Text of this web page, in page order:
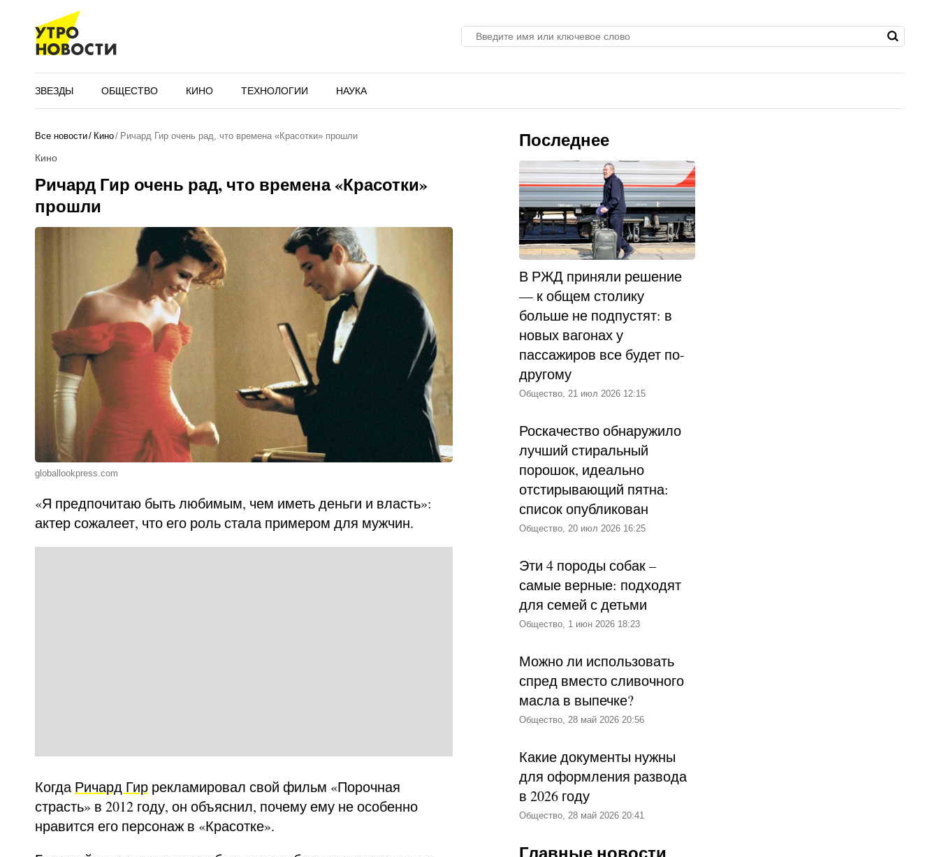
ЗВЕЗДЫ ОБЩЕСТВО КИНО ТЕХНОЛОГИИ НАУКА
Все новости Кино Ричард Гир очень рад, что времена «Красотки» прошли
Кино
Ричард Гир очень рад, что времена «Красотки»
прошли
globallookpress.com
«Я предпочитаю быть любимым, чем иметь деньги и власть»:
актер сожалеет, что его роль стала примером для мужчин.
КогдаРичард Гиррекламировал свой фильм «Порочная
страсть» в 2012 году, он объяснил, почему ему не особенно
нравится его персонаж в «Красотке».
Последнее
В РЖД приняли решение
— к общем столику
больше не подпустят: в
новых вагонах у
пассажиров все будет по-
другому
Общество, 21 июл 2026 12:15
Роскачество обнаружило
лучший стиральный
порошок, идеально
отстирывающий пятна:
список опубликован
Общество, 20 июл 2026 16:25
Эти 4 породы собак –
самые верные: подходят
для семей с детьми
Общество, 1 июн 2026 18:23
Можно ли использовать
спред вместо сливочного
масла в выпечке?
Общество, 28 май 2026 20:56
Какие документы нужны
для оформления развода
в 2026 году
Общество, 28 май 2026 20:41